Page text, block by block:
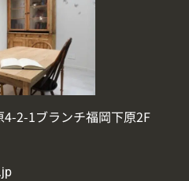
2-1ブランチ福岡下原2F